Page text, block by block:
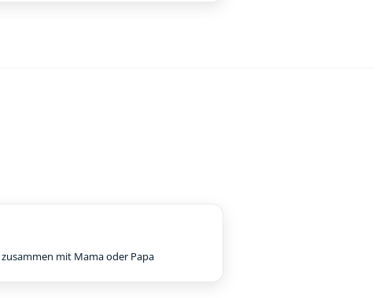
zusammen mit Mama oder Papa